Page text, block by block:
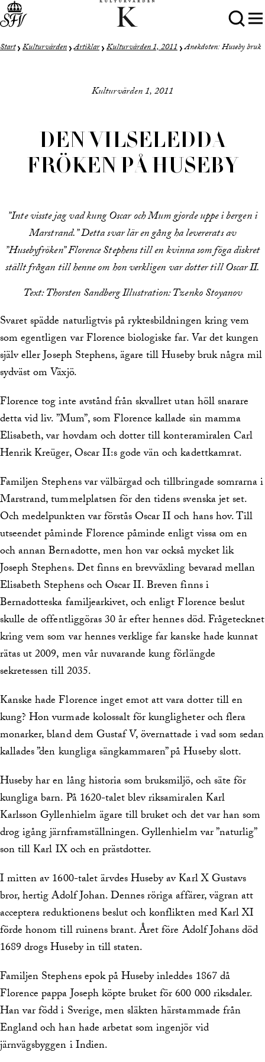
Start Kulturvärden Artiklar Kulturvärden 1, 2011 Anekdoten: Huseby bruk
Kulturvärden 1, 2011
DEN VILSELEDDA
FRÖKEN PÅ HUSEBY
”Inte visste jag vad kung Oscar och Mum gjorde uppe i bergen i
Marstrand.” Detta svar lär en gång ha levererats av
”Husebyfröken” Florence Stephens till en kvinna som föga diskret
ställt frågan till henne om hon verkligen var dotter till Oscar II.
Text: Thorsten Sandberg Illustration: Tzenko Stoyanov
Svaret spädde naturligtvis på ryktesbildningen kring vem
som egentligen var Florence biologiske far. Var det kungen
själv eller Joseph Stephens, ägare till Huseby bruk några mil
sydväst om Växjö.
Florence tog inte avstånd från skvallret utan höll snarare
detta vid liv. ”Mum”, som Florence kallade sin mamma
Elisabeth, var hovdam och dotter till konteramiralen Carl
Henrik Kreüger, Oscar II:s gode vän och kadettkamrat.
Familjen Stephens var välbärgad och tillbringade somrarna i
Marstrand, tummelplatsen för den tidens svenska jet set.
Och medelpunkten var förstås Oscar II och hans hov. Till
utseendet påminde Florence påminde enligt vissa om en
och annan Bernadotte, men hon var också mycket lik
Joseph Stephens. Det finns en brevväxling bevarad mellan
Elisabeth Stephens och Oscar II. Breven finns i
Bernadotteska familjearkivet, och enligt Florence beslut
skulle de offentliggöras 30 år efter hennes död. Frågetecknet
kring vem som var hennes verklige far kanske hade kunnat
rätas ut 2009, men vår nuvarande kung förlängde
sekretessen till 2035.
Kanske hade Florence inget emot att vara dotter till en
kung? Hon vurmade kolossalt för kungligheter och flera
monarker, bland dem Gustaf V, övernattade i vad som sedan
kallades ”den kungliga sängkammaren” på Huseby slott.
Huseby har en lång historia som bruksmiljö, och säte för
kungliga barn. På 1620-talet blev riksamiralen Karl
Karlsson Gyllenhielm ägare till bruket och det var han som
drog igång järnframställningen. Gyllenhielm var ”naturlig”
son till Karl IX och en prästdotter.
I mitten av 1600-talet ärvdes Huseby av Karl X Gustavs
bror, hertig Adolf Johan. Dennes röriga affärer, vägran att
acceptera reduktionens beslut och konflikten med Karl XI
förde honom till ruinens brant. Året före Adolf Johans död
1689 drogs Huseby in till staten.
Familjen Stephens epok på Huseby inleddes 1867 då
Florence pappa Joseph köpte bruket för 600 000 riksdaler.
Han var född i Sverige, men släkten härstammade från
England och han hade arbetat som ingenjör vid
järnvägsbyggen i Indien.